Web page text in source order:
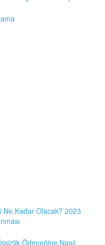
Kadar Olacak? 2023
Ödeneğine Nasıl